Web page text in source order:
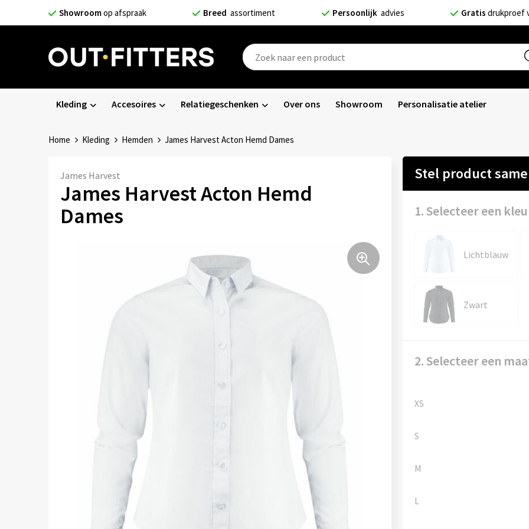
Showroomop afspraak Breed assortiment Persoonlijk advies Gratis drukproef
Kleding Accesoires Relatiegeschenken Over ons Showroom Personalisatie atelier
Home Kleding Hemden James Harvest Acton Hemd Dames
James Harvest
James Harvest Acton Hemd
Dames
Stel product
1. Selecteer een
Lichtblauw
Zwart
2. Selecteer een
XS
S
M
L